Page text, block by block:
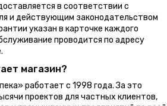
в соответствии с
и действующим законодательством
указан в карточке каждого
проводится по адресу
магазин?
работает с 1998 года. За это
проектов для частных клиентов,